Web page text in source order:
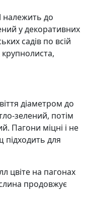
до
у декоративних
садів по всій
діаметром до
зелений, потім
Пагони міцні і не
підходить для
цвіте на пагонах
продовжує